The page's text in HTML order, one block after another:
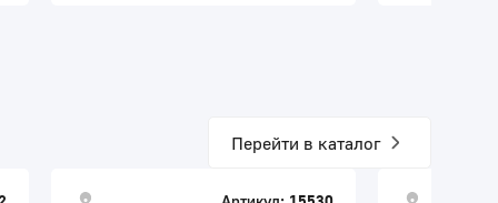
Перейти в каталог